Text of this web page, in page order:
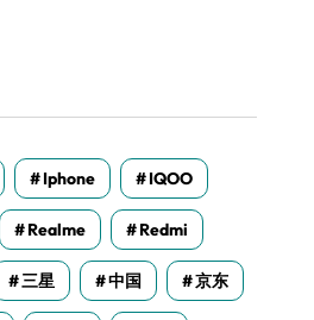
Iphone IQOO
Realme Redmi
三星 中国 京东